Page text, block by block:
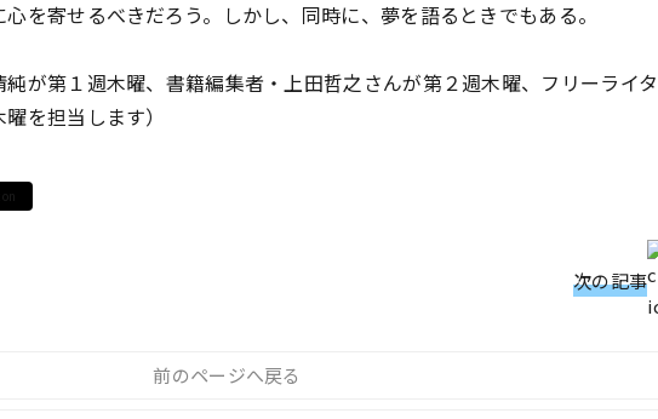
を寄せるべきだろう。しかし、同時に、夢を語るときでもある。
純が第１週木曜、書籍編集者・上田哲之さんが第２週木曜、フリーライタ
を担当します）
次の記事
前のページへ戻る